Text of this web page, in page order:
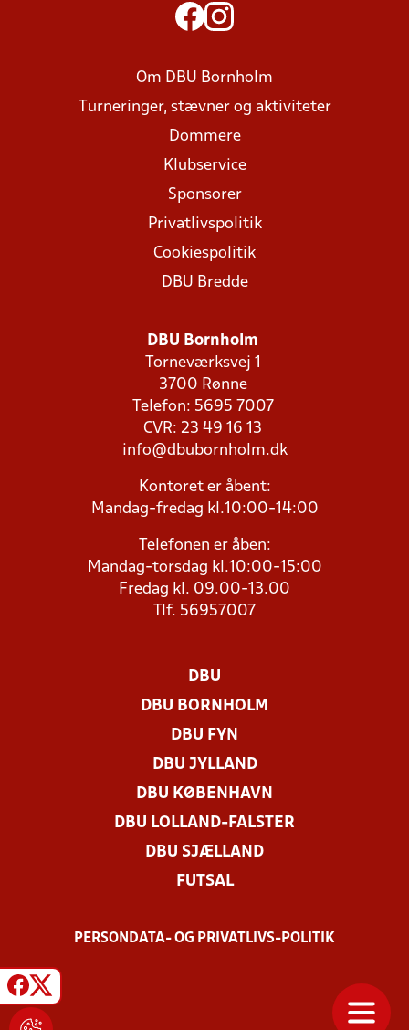
Om DBU Bornholm
Turneringer, stævner og aktiviteter
Dommere
Klubservice
Sponsorer
Privatlivspolitik
Cookiespolitik
DBU Bredde
DBU Bornholm
Torneværksvej 1
3700 Rønne
Telefon: 5695 7007
CVR: 23 49 16 13
info@dbubornholm.dk
Kontoret er åbent:
Mandag-fredag kl.10:00-14:00
Telefonen er åben:
Mandag-torsdag kl.10:00-15:00
Fredag kl. 09.00-13.00
Tlf. 56957007
DBU
DBU BORNHOLM
DBU FYN
DBU JYLLAND
DBU KØBENHAVN
DBU LOLLAND-FALSTER
DBU SJÆLLAND
FUTSAL
PERSONDATA- OG PRIVATLIVS-POLITIK